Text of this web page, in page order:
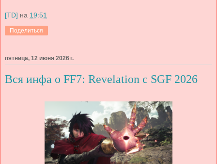
[TD] на 19:51
Поделиться
пятница, 12 июня 2026 г.
Вся инфа о FF7: Revelation с SGF 2026